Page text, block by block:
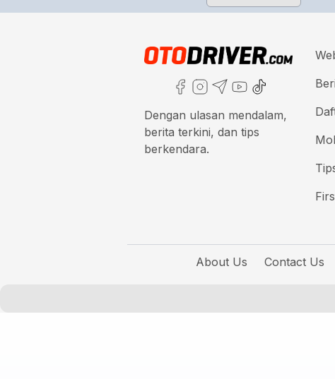
Dengan ulasan mendalam,
berita terkini, dan tips
berkendara.
About Us Contact Us